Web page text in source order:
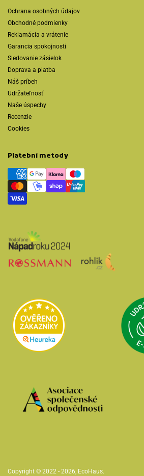
Ochrana osobných údajov
Obchodné podmienky
Reklamácia a vrátenie
Garancia spokojnosti
Sledovanie zásielok
Doprava a platba
Náš príbeh
Udržateľnosť
Naše úspechy
Recenzie
Cookies
Platební metody
Copyright © 2022 - 2026, EcoHaus.